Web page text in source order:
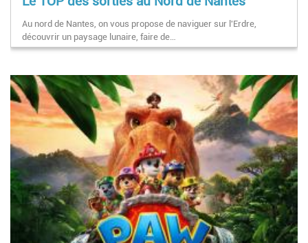
Au nord de Nantes, on vous propose de naviguer sur l'Erdre,
découvrir un paysage lunaire, faire de…